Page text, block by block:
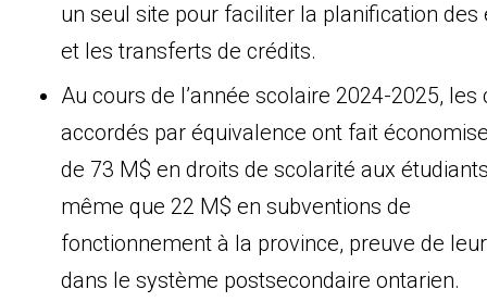
un seul site pour faciliter la planification des
et les transferts de crédits.
Au cours de l’année scolaire 2024-2025, les
accordés par équivalence ont fait
de 73 M$ en droits de scolarité aux
même que 22 M$ en subventions de
fonctionnement à la province, preuve de
dans le système postsecondaire ontarien.